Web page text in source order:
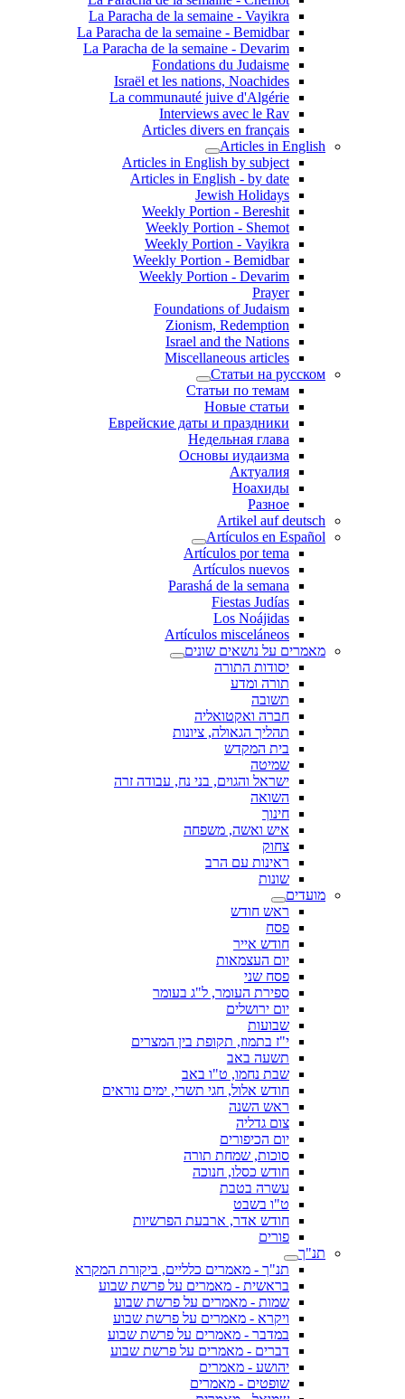
La Paracha de la semaine - Vayikra
La Paracha de la semaine - Bemidbar
La Paracha de la semaine - Devarim
Fondations du Judaisme
Israël et les nations, Noachides
La communauté juive d'Algérie
Interviews avec le Rav
Articles divers en français
Articles in English
Articles in English by subject
Articles in English - by date
Jewish Holidays
Weekly Portion - Bereshit
Weekly Portion - Shemot
Weekly Portion - Vayikra
Weekly Portion - Bemidbar
Weekly Portion - Devarim
Prayer
Foundations of Judaism
Zionism, Redemption
Israel and the Nations
Miscellaneous articles
Статьи на русском
Статьи по темам
Новые статьи
Еврейские даты и праздники
Недельная глава
Основы иудаизма
Актуалия
Ноахиды
Разное
Artikel auf deutsch
Artículos en Español
Artículos por tema
Artículos nuevos
Parashá de la semana
Fiestas Judías
Los Noájidas
Artículos misceláneos
מאמרים על נושאים שונים
יסודות התורה
תורה ומדע
תשובה
חברה ואקטואליה
תהליך הגאולה, ציונות
בית המקדש
שמיטה
ישראל והגוים, בני נח, עבודה זרה
השואה
חינוך
איש ואשה, משפחה
צחוק
ראינות עם הרב
שונות
מועדים
ראש חודש
פסח
חודש אייר
יום העצמאות
פסח שני
ספירת העומר, ל"ג בעומר
יום ירושלים
שבועות
י"ז בתמוז, תקופת בין המצרים
תשעה באב
שבת נחמו, ט"ו באב
חודש אלול, חגי תשרי, ימים נוראים
ראש השנה
צום גדליה
יום הכיפורים
סוכות, שמחת תורה
חודש כסלו, חנוכה
עשרה בטבת
ט"ו בשבט
חודש אדר, ארבעת הפרשיות
פורים
תנ"ך
תנ"ך - מאמרים כלליים, ביקורת המקרא
בראשית - מאמרים על פרשת שבוע
שמות - מאמרים על פרשת שבוע
ויקרא - מאמרים על פרשת שבוע
במדבר - מאמרים על פרשת שבוע
דברים - מאמרים על פרשת שבוע
יהושע - מאמרים
שופטים - מאמרים